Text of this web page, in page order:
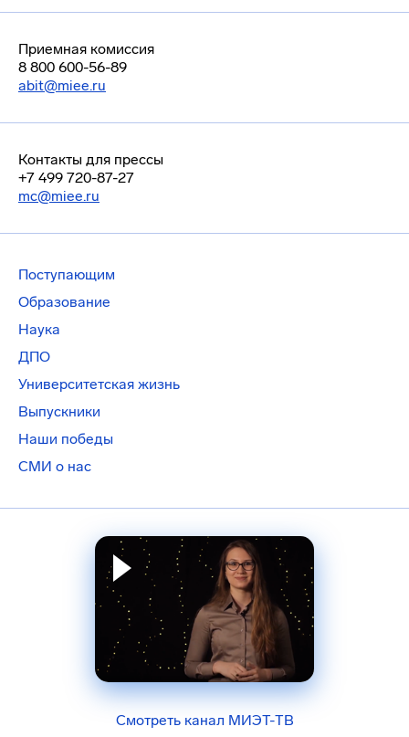
Приемная комиссия
8 800 600-56-89
abit@miee.ru
Контакты для прессы
+7 499 720-87-27
mc@miee.ru
Поступающим
Образование
Наука
ДПО
Университетская жизнь
Выпускники
Наши победы
СМИ о нас
Смотреть канал МИЭТ-ТВ